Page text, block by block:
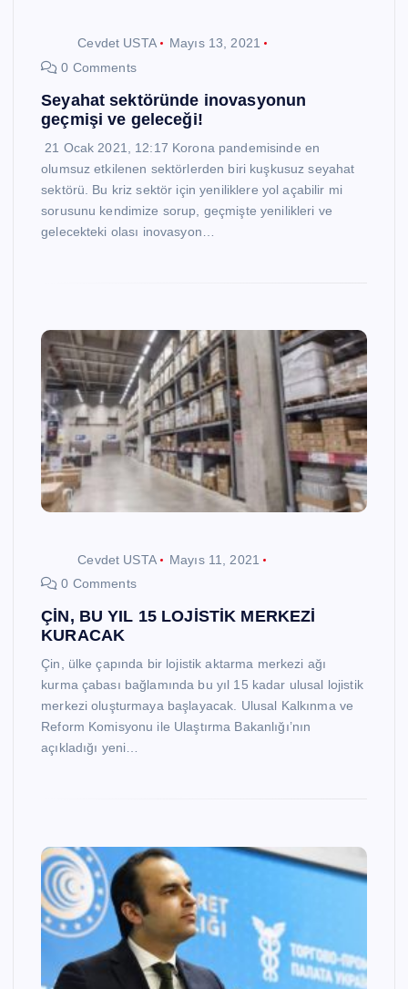
Cevdet USTA
Mayıs 13, 2021
0 Comments
Seyahat sektöründe inovasyonun
geçmişi ve geleceği!
21 Ocak 2021, 12:17 Korona pandemisinde en
olumsuz etkilenen sektörlerden biri kuşkusuz seyahat
sektörü. Bu kriz sektör için yeniliklere yol açabilir mi
sorusunu kendimize sorup, geçmişte yenilikleri ve
gelecekteki olası inovasyon…
Cevdet USTA
Mayıs 11, 2021
0 Comments
ÇİN, BU YIL 15 LOJİSTİK MERKEZİ
KURACAK
Çin, ülke çapında bir lojistik aktarma merkezi ağı
kurma çabası bağlamında bu yıl 15 kadar ulusal lojistik
merkezi oluşturmaya başlayacak. Ulusal Kalkınma ve
Reform Komisyonu ile Ulaştırma Bakanlığı’nın
açıkladığı yeni…